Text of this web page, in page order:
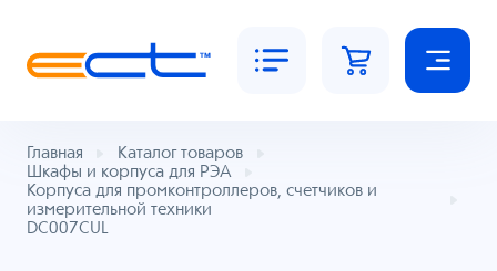
Главная
Каталог товаров
Шкафы и корпуса для РЭА
Корпуса для промконтроллеров, счетчиков и
измерительной техники
DC007CUL